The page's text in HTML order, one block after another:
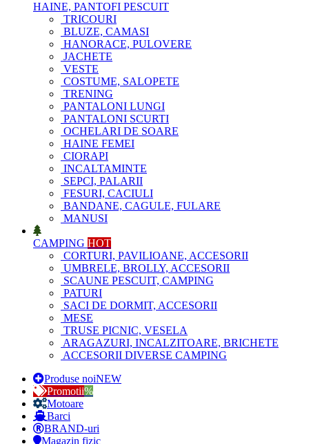
HAINE, PANTOFI PESCUIT
TRICOURI
BLUZE, CAMASI
HANORACE, PULOVERE
JACHETE
VESTE
COSTUME, SALOPETE
TRENING
PANTALONI LUNGI
PANTALONI SCURTI
OCHELARI DE SOARE
HAINE FEMEI
CIORAPI
INCALTAMINTE
SEPCI, PALARII
FESURI, CACIULI
BANDANE, CAGULE, FULARE
MANUSI
CAMPING HOT
CORTURI, PAVILIOANE, ACCESORII
UMBRELE, BROLLY, ACCESORII
SCAUNE PESCUIT, CAMPING
PATURI
SACI DE DORMIT, ACCESORII
MESE
TRUSE PICNIC, VESELA
ARAGAZURI, INCALZITOARE, BRICHETE
ACCESORII DIVERSE CAMPING
Produse noiNEW
Promotii%
Motoare
Barci
BRAND-uri
Magazin fizic